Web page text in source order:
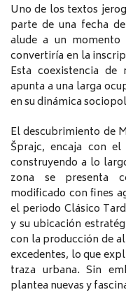
Uno de los textos
parte de una fecha
alude a un
convertiría en la
Esta coexistencia de
apunta a una larga
en su dinámica
El descubrimiento de
Šprajc, encaja con
construyendo a lo
zona se presenta
modificado con fines
el periodo Clásico
y su ubicación
con la producción de
excedentes, lo que
traza urbana. Sin
plantea nuevas y